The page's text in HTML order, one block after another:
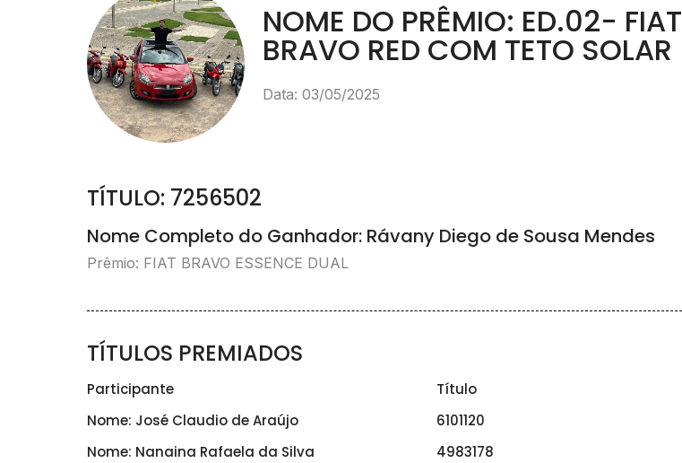
NOME DO PRÊMIO: ED.02- FIAT
BRAVO RED COM TETO SOLAR
Data: 03/05/2025
TÍTULO: 7256502
Nome Completo do Ganhador: Rávany Diego de Sousa Mendes
Prêmio: FIAT BRAVO ESSENCE DUAL
TÍTULOS PREMIADOS
Participante Título
Nome: José Claudio de Araújo
6101120
Nome: Nanaina Rafaela da Silva
4983178